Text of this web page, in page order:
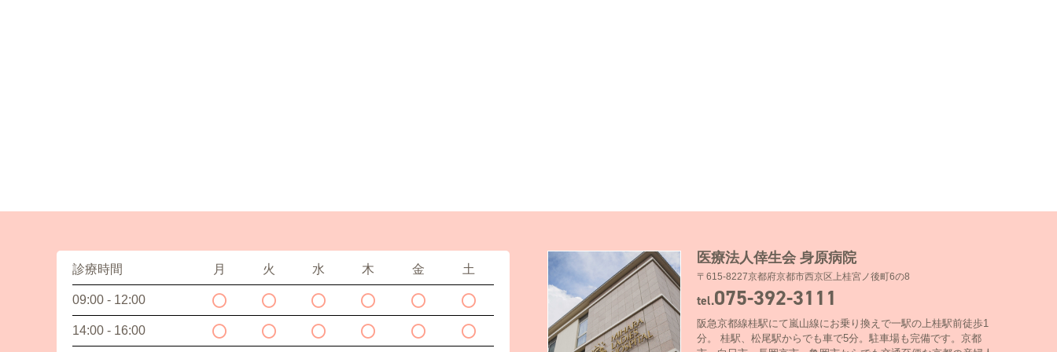
診療時間 月 火 水 木 金 土
09:00 - 12:00
14:00 - 16:00
医療法人倖生会 身原病院
〒615-8227京都府京都市西京区上桂宮ノ後町6の8
tel.075-392-3111
阪急京都線桂駅にて嵐山線にお乗り換えで一駅の上桂駅前徒歩1
分。 桂駅、松尾駅からでも車で5分。駐車場も完備です。京都